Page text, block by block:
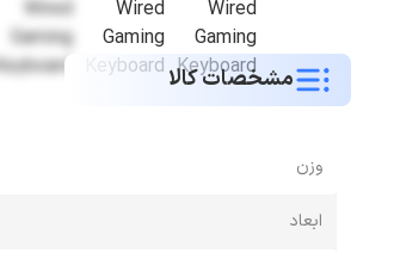
مشخصات کالا
وزن
ابعاد